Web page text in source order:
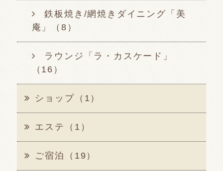
鉄板焼き/網焼きダイニング「美
庵」（8）
ラウンジ「ラ・カスケード」
（16）
ショップ（1）
エステ（1）
ご宿泊（19）